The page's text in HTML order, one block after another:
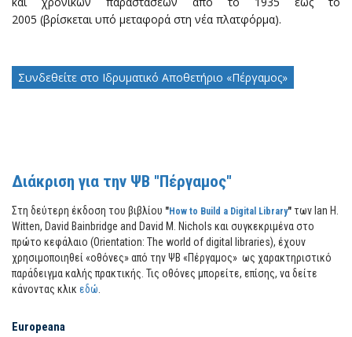
2005 (βρίσκεται υπό μεταφορά στη νέα πλατφόρμα).
Συνδεθείτε στο Ιδρυματικό Αποθετήριο «Πέργαμος»
Διάκριση για την ΨΒ "Πέργαμος"
Στη δεύτερη έκδοση του βιβλίου "How to Build a Digital Library" των Ian H.
Witten, David Bainbridge and David M. Nichols και συγκεκριμένα στο
πρώτο κεφάλαιο (Orientation: The world of digital libraries), έχουν
χρησιμοποιηθεί «οθόνες» από την ΨΒ «Πέργαμος» ως χαρακτηριστικό
παράδειγμα καλής πρακτικής. Τις οθόνες μπορείτε, επίσης, να δείτε
κάνοντας κλικ εδώ
Europeana